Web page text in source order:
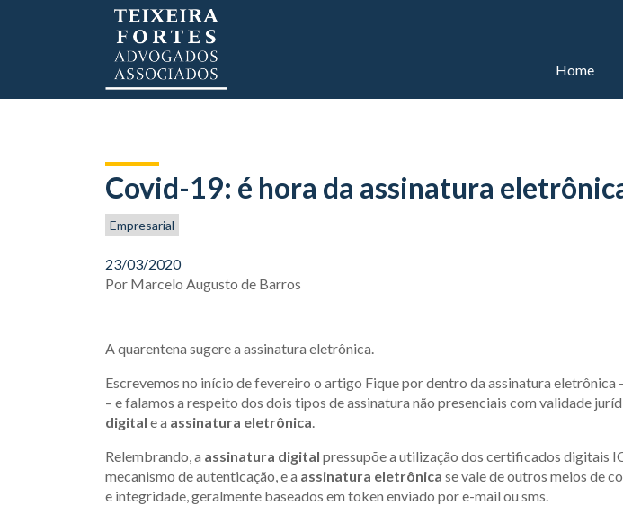
Home
Covid-19: é hora da assinatura
Empresarial
23/03/2020
Por Marcelo Augusto de Barros
A quarentena sugere a assinatura eletrônica.
Escrevemos no início de fevereiro o artigo Fique por dentro da assinatura eletrônica
– e falamos a respeito dos dois tipos de assinatura não presenciais com validade
digital e a assinatura eletrônica.
Relembrando, a assinatura digital pressupõe a utilização dos certificados digitais
mecanismo de autenticação, e a assinatura eletrônica se vale de outros meios de
e integridade, geralmente baseados em token enviado por e-mail ou sms.